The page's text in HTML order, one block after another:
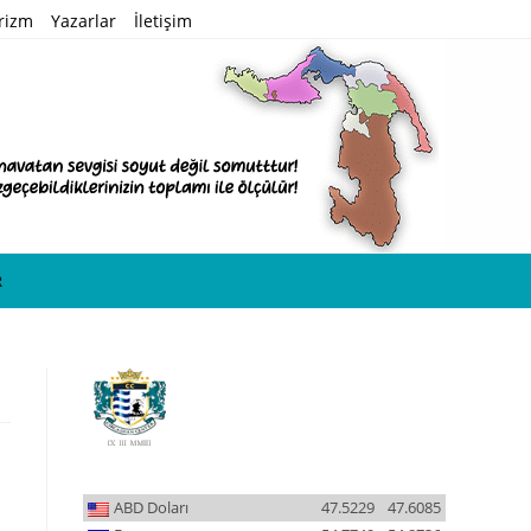
Yazarlar İletişim
ABD Doları 47.6085
47.5229